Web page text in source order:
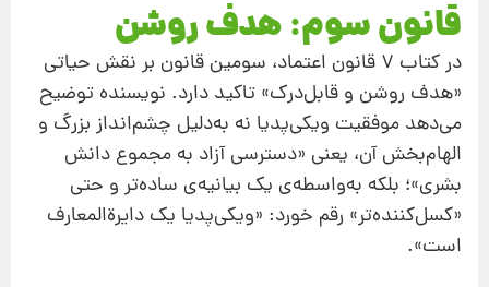
قانون سوم: هدف روشن
در کتاب 7 قانون اعتماد، سومین قانون بر نقش حیاتی
«هدف روشن و قابل‌درک» تاکید دارد. نویسنده توضیح
می‌دهد موفقیت ویکی‌پدیا نه به‌دلیل چشم‌انداز بزرگ و
الهام‌بخش آن، یعنی «دسترسی آزاد به مجموع دانش
بشری»؛ بلکه به‌واسطه‌ی یک بیانیه‌ی ساده‌تر و حتی
«کسل‌کننده‌تر» رقم خورد: «ویکی‌پدیا یک دایرةالمعارف
است».